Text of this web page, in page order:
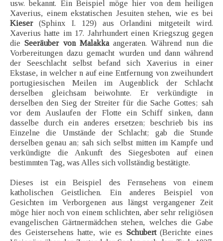
usw. bekannt. Ein Beispiel möge hier von dem heiligen
Xaverius, einem ekstatischen Jesuiten stehen, wie es bei
Kieser(Sphinx I. 129) aus Orlandini mitgeteilt wird.
Xaverius hatte im 17. Jahrhundert einen Kriegszug gegen
dieSeeräuber von Malakkaangeraten. Während nun die
Vorbereitungen dazu gemacht wurden und dann während
der Seeschlacht selbst befand sich Xaverius in einer
Ekstase, in welcher n auf eine Entfernung von zweihundert
portugiesischen Meilen im Augenblick der Schlacht
derselben gleichsam beiwohnte. Er verkündigte in
derselben den Sieg der Streiter für die Sache Gottes; sah
vor dem Auslaufen der Flotte ein Schiff sinken, dann
dasselbe durch ein anderes ersetzen; beschrieb bis ins
Einzelne die Umstände der Schlacht; gab die Stunde
derselben genau an; sah sich selbst mitten im Kampfe und
verkündigte die Ankunft des Siegesboten auf einen
bestimmten Tag, was Alles sich vollständig bestätigte.
Dieses ist ein Beispiel des Fernsehens von einem
katholischen Geistlichen. Ein anderes Beispiel von
Gesichten im Verborgenen aus längst vergangener Zeit
möge hier noch von einem schlichten, aber sehr religiösen
evangelischen Gärtnermädchen stehen, welches die Gabe
des Geistersehens hatte, wie es Schubert(Berichte eines